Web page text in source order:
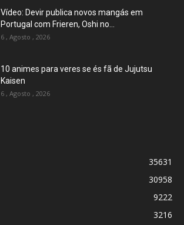
Vídeo: Devir publica novos mangás em
Portugal com Frieren, Oshi no...
6 , Agosto , 2026
10 animes para veres se és fã de Jujutsu
Kaisen
6 , Agosto , 2026
35631
30958
9222
3216